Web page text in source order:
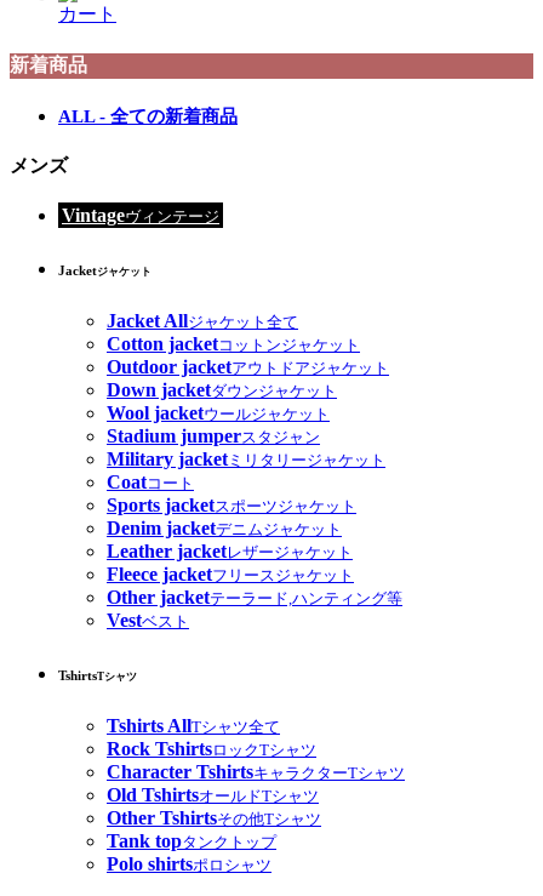
カート
新着商品
ALL - 全ての新着商品
メンズ
Vintageヴィンテージ
Jacketジャケット
Jacket Allジャケット全て
Cotton jacketコットンジャケット
Outdoor jacketアウトドアジャケット
Down jacketダウンジャケット
Wool jacketウールジャケット
Stadium jumperスタジャン
Military jacketミリタリージャケット
Coatコート
Sports jacketスポーツジャケット
Denim jacketデニムジャケット
Leather jacketレザージャケット
Fleece jacketフリースジャケット
Other jacketテーラード,ハンティング等
Vestベスト
TshirtsTシャツ
Tshirts AllTシャツ全て
Rock TshirtsロックTシャツ
Character TshirtsキャラクターTシャツ
Old TshirtsオールドTシャツ
Other Tshirtsその他Tシャツ
Tank topタンクトップ
Polo shirtsポロシャツ